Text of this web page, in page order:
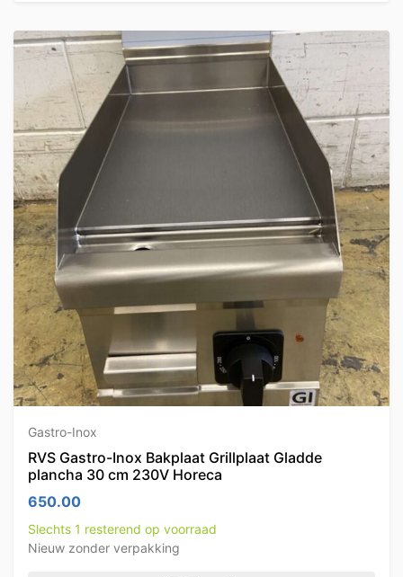
Gastro-Inox
RVS Gastro-Inox Bakplaat Grillplaat Gladde
plancha 30 cm 230V Horeca
650.00
Slechts 1 resterend op voorraad
Nieuw zonder verpakking